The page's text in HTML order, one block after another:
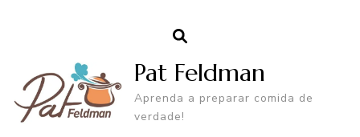
Pat Feldman
Aprenda a preparar comida de
verdade!